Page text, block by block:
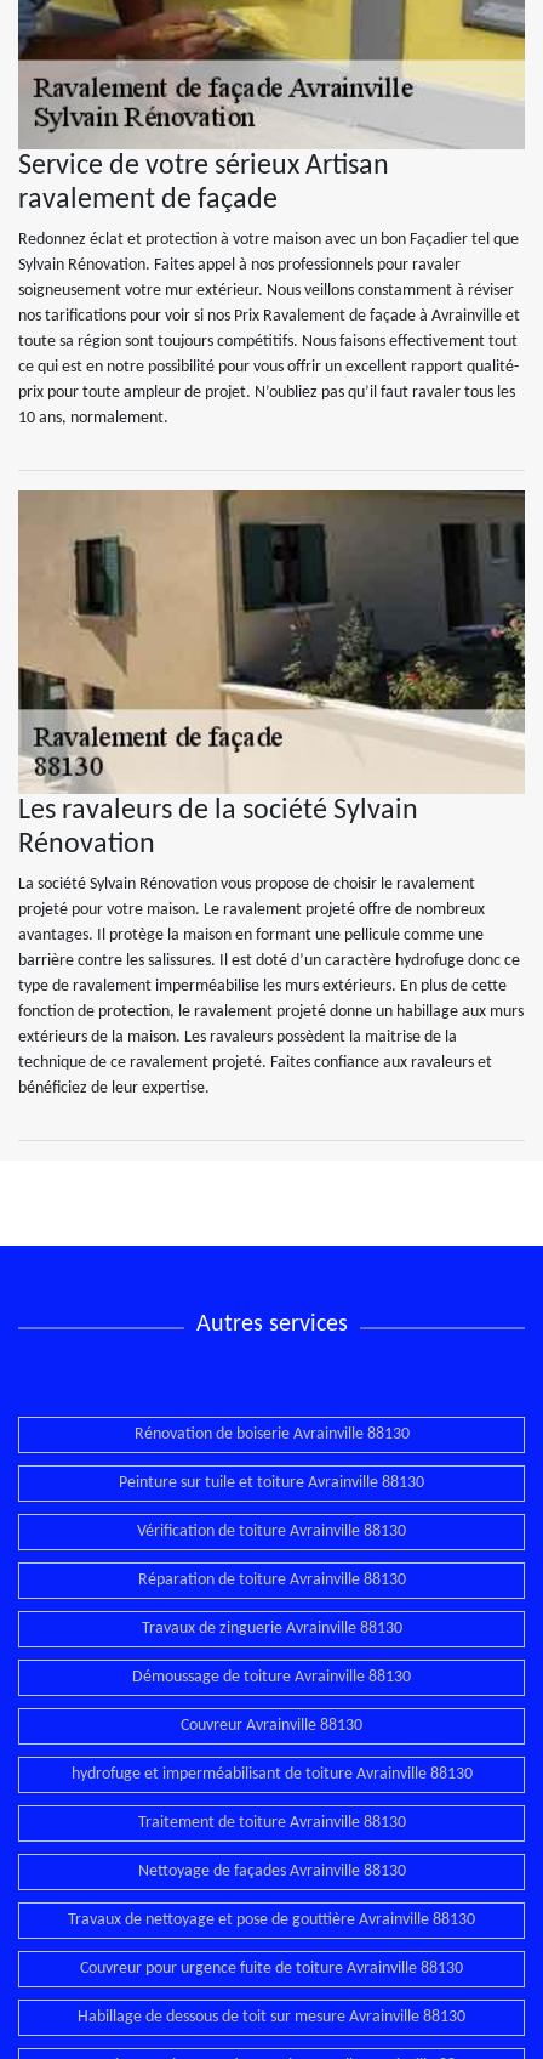
Service de votre sérieux Artisan
ravalement de façade
Redonnez éclat et protection à votre maison avec un bon Façadier tel que
Sylvain Rénovation. Faites appel à nos professionnels pour ravaler
soigneusement votre mur extérieur. Nous veillons constamment à réviser
nos tarifications pour voir si nos Prix Ravalement de façade à Avrainville et
toute sa région sont toujours compétitifs. Nous faisons effectivement tout
ce qui est en notre possibilité pour vous offrir un excellent rapport qualité-
prix pour toute ampleur de projet. N’oubliez pas qu’il faut ravaler tous les
10 ans, normalement.
Les ravaleurs de la société Sylvain
Rénovation
La société Sylvain Rénovation vous propose de choisir le ravalement
projeté pour votre maison. Le ravalement projeté offre de nombreux
avantages. Il protège la maison en formant une pellicule comme une
barrière contre les salissures. Il est doté d’un caractère hydrofuge donc ce
type de ravalement imperméabilise les murs extérieurs. En plus de cette
fonction de protection, le ravalement projeté donne un habillage aux murs
extérieurs de la maison. Les ravaleurs possèdent la maitrise de la
technique de ce ravalement projeté. Faites confiance aux ravaleurs et
bénéficiez de leur expertise.
Autres services
Rénovation de boiserie Avrainville 88130
Peinture sur tuile et toiture Avrainville 88130
Vérification de toiture Avrainville 88130
Réparation de toiture Avrainville 88130
Travaux de zinguerie Avrainville 88130
Démoussage de toiture Avrainville 88130
Couvreur Avrainville 88130
hydrofuge et imperméabilisant de toiture Avrainville 88130
Traitement de toiture Avrainville 88130
Nettoyage de façades Avrainville 88130
Travaux de nettoyage et pose de gouttière Avrainville 88130
Couvreur pour urgence fuite de toiture Avrainville 88130
Habillage de dessous de toit sur mesure Avrainville 88130